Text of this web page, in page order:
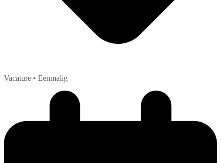
Vacature • Eenmalig